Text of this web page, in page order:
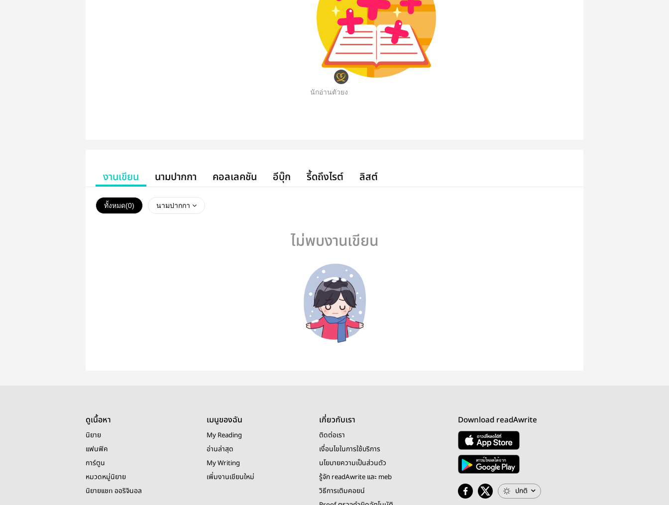
นักอ่านตัวยง
งานเขียน นามปากกา คอลเลคชัน อีบุ๊ก รี้ดถึงไรต์ ลิสต์
ทั้งหมด(0) นามปากกา
ไม่พบงานเขียน
ดูเนื้อหา
นิยาย
แฟนฟิค
การ์ตูน
หมวดหมู่นิยาย
นิยายแชท ออริจินอล
เมนูของฉัน
My Reading
อ่านล่าสุด
My Writing
เพิ่มงานเขียนใหม่
เกี่ยวกับเรา
ติดต่อเรา
เงื่อนไขในการใช้บริการ
นโยบายความเป็นส่วนตัว
รู้จัก readAwrite และ meb
วิธีการเติมคอยน์
Download readAwrite
ปกติ